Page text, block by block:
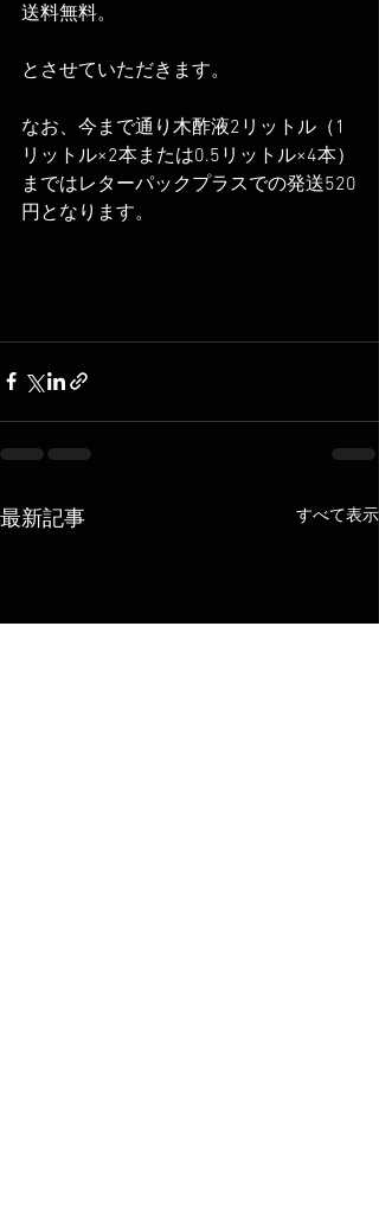
送料無料。
とさせていただきます。
なお、今まで通り木酢液2リットル（1
リットル×2本または0.5リットル×4本）
まではレターパックプラスでの発送520
円となります。
最新記事 すべて表示